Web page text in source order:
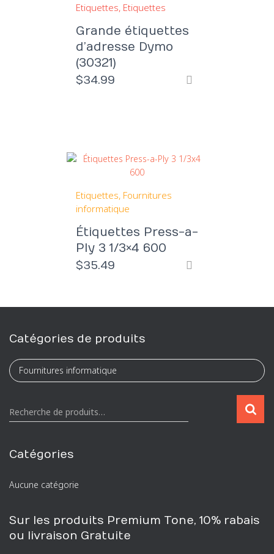
Etiquettes Etiquettes
Grande étiquettes
d’adresse Dymo
(30321)
$34.99
Etiquettes Fournitures
informatique
Étiquettes Press-a-
Ply 3 1/3×4 600
$35.49
Catégories de produits
R
e
e
c
e
p
o
Recherche de produits…
Catégories
Aucune catégorie
Sur les produits Premium Tone, 10% rabais
ou livraison Gratuite